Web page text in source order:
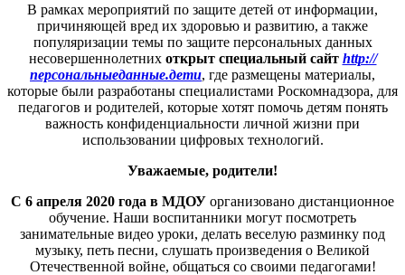
В рамках мероприятий по защите детей от информации,
причиняющей вред их здоровью и развитию, а также
популяризации темы по защите персональных данных
несовершеннолетних открыт специальный сайт http://
персональныеданные.дети, где размещены материалы,
которые были разработаны специалистами Роскомнадзора, для
педагогов и родителей, которые хотят помочь детям понять
важность конфиденциальности личной жизни при
использовании цифровых технологий.
Уважаемые, родители!
С 6 апреля 2020 года в МДОУ организовано дистанционное
обучение. Наши воспитанники могут посмотреть
занимательные видео уроки, делать веселую разминку под
музыку, петь песни, слушать произведения о Великой
Отечественной войне, общаться со своими педагогами!